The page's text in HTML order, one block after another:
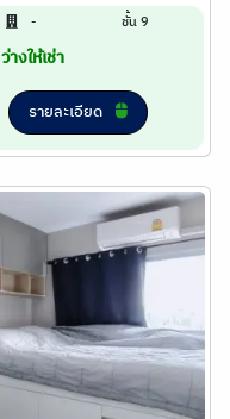
- ชั้น 9
ว่างให้เช่า
รายละเอียด